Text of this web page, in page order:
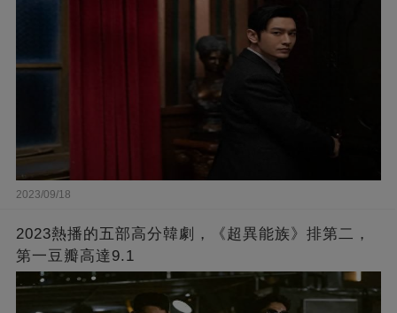
2023/09/18
2023熱播的五部高分韓劇，《超異能族》排第二，
第一豆瓣高達9.1